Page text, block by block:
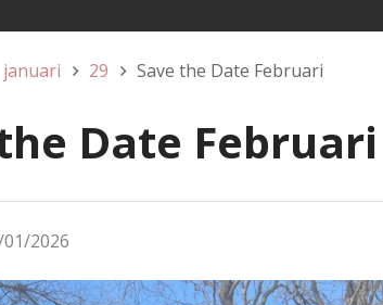
januari 29 Save the Date Februari
Date Februari
2026